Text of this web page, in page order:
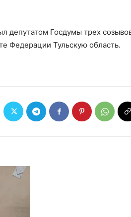
депутатом Госдумы трех
Федерации Тульскую область.